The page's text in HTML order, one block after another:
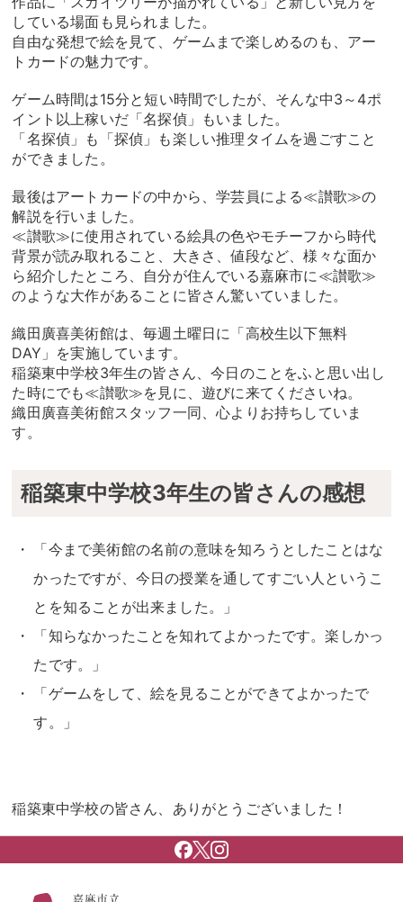
している場面も見られました。
自由な発想で絵を見て、ゲームまで楽しめるのも、アー
トカードの魅力です。
ゲーム時間は15分と短い時間でしたが、そんな中3～4ポ
イント以上稼いだ「名探偵」もいました。
「名探偵」も「探偵」も楽しい推理タイムを過ごすこと
ができました。
最後はアートカードの中から、学芸員による≪讃歌≫の
解説を行いました。
≪讃歌≫に使用されている絵具の色やモチーフから時代
背景が読み取れること、大きさ、値段など、様々な面か
ら紹介したところ、自分が住んでいる嘉麻市に≪讃歌≫
のような大作があることに皆さん驚いていました。
織田廣喜美術館は、毎週土曜日に「高校生以下無料
DAY」を実施しています。
稲築東中学校3年生の皆さん、今日のことをふと思い出し
た時にでも≪讃歌≫を見に、遊びに来てくださいね。
織田廣喜美術館スタッフ一同、心よりお持ちしていま
す。
稲築東中学校3年生の皆さんの感想
「今まで美術館の名前の意味を知ろうとしたことはな
かったですが、今日の授業を通してすごい人というこ
とを知ることが出来ました。」
「知らなかったことを知れてよかったです。楽しかっ
たです。」
「ゲームをして、絵を見ることができてよかったで
す。」
稲築東中学校の皆さん、ありがとうございました！